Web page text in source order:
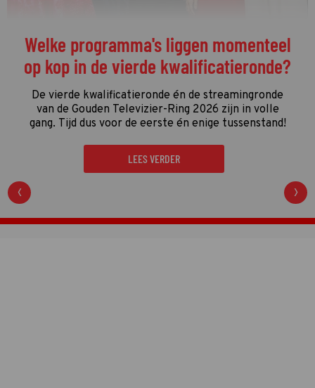
Welke programma's liggen momenteel
op kop in de vierde kwalificatieronde?
De vierde kwalificatieronde én de streamingronde
van de Gouden Televizier-Ring 2026 zijn in volle
gang. Tijd dus voor de eerste én enige tussenstand!
LEES VERDER